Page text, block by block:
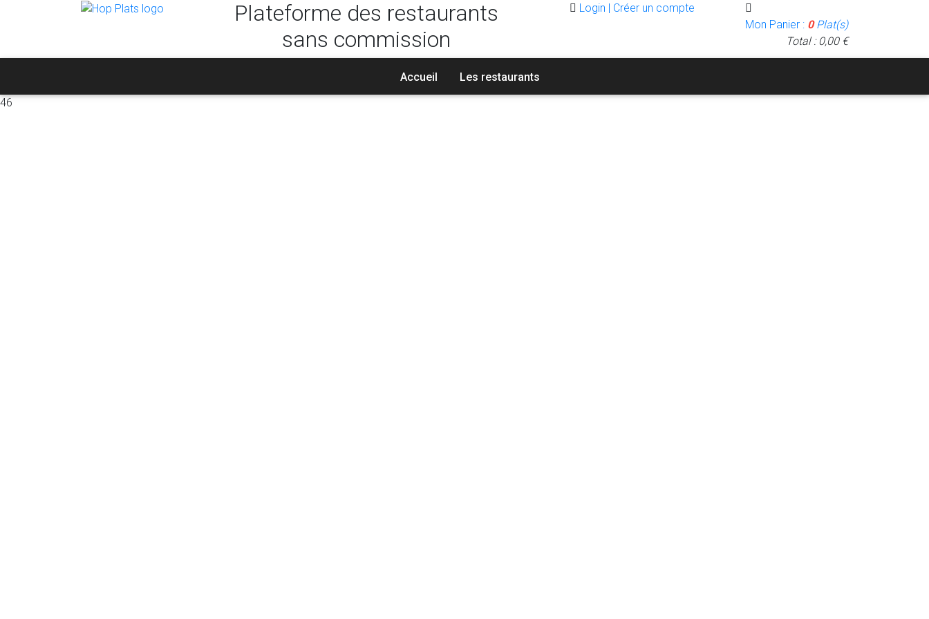
Plateforme des restaurants
sans commission
Login | Créer un compte
Mon Panier : 0Plat(s)
Total : 0,00 €
Accueil
Les restaurants
46